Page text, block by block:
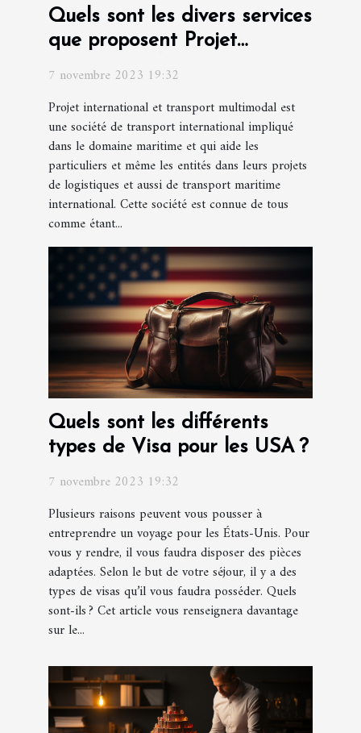
Quels sont les divers services
que proposent Projet
international et transport
7 novembre 2023 19:32
Projet international et transport multimodal est
une société de transport international impliqué
dans le domaine maritime et qui aide les
particuliers et même les entités dans leurs projets
de logistiques et aussi de transport maritime
international. Cette société est connue de tous
comme étant...
Quels sont les différents
types de Visa pour les USA ?
7 novembre 2023 19:32
Plusieurs raisons peuvent vous pousser à
entreprendre un voyage pour les États-Unis. Pour
vous y rendre, il vous faudra disposer des pièces
adaptées. Selon le but de votre séjour, il y a des
types de visas qu’il vous faudra posséder. Quels
sont-ils ? Cet article vous renseignera davantage
sur le...